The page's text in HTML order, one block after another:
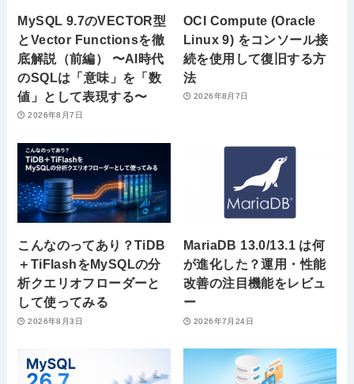
MySQL 9.7のVECTOR型
とVector Functionsを徹
底解説（前編） 〜AI時代
のSQLは「意味」を「数
値」として表現する〜
2026年8月7日
OCI Compute (Oracle
Linux 9) をコンソール接
続を使用して復旧する方
法
2026年8月7日
こんなのってあり？TiDB
＋TiFlashをMySQLの分
析クエリオフローダーと
して使ってみる
2026年8月3日
MariaDB 13.0/13.1 は何
が進化した？運用・性能
改善の注目機能をレビュ
ー
2026年7月24日